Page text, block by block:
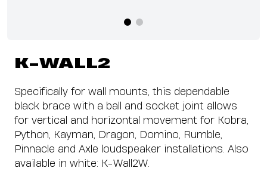
K-WALL2
Specifically for wall mounts, this dependable
black brace with a ball and socket joint allows
for vertical and horizontal movement for Kobra,
Python, Kayman, Dragon, Domino, Rumble,
Pinnacle and Axle loudspeaker installations. Also
available in white: K-Wall2W.